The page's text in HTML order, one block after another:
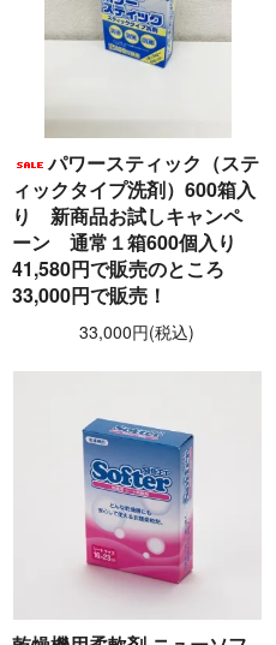
パワースティック（ステ
ィックタイプ洗剤）600箱入
り 新商品お試しキャンペ
ーン 通常１箱600個入り
41,580円で販売のところ
33,000円で販売！
33,000円(税込)